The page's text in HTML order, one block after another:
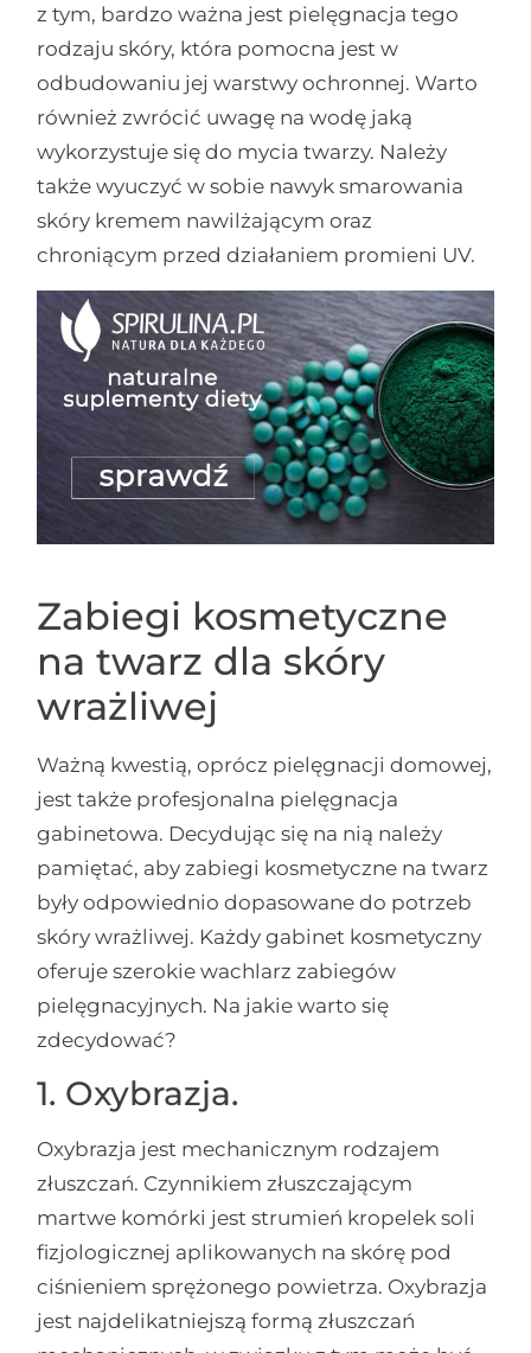
z tym, bardzo ważna jest pielęgnacja tego
rodzaju skóry, która pomocna jest w
odbudowaniu jej warstwy ochronnej. Warto
również zwrócić uwagę na wodę jaką
wykorzystuje się do mycia twarzy. Należy
także wyuczyć w sobie nawyk smarowania
skóry kremem nawilżającym oraz
chroniącym przed działaniem promieni UV.
Zabiegi kosmetyczne
na twarz dla skóry
wrażliwej
Ważną kwestią, oprócz pielęgnacji domowej,
jest także profesjonalna pielęgnacja
gabinetowa. Decydując się na nią należy
pamiętać, aby zabiegi kosmetyczne na twarz
były odpowiednio dopasowane do potrzeb
skóry wrażliwej. Każdy gabinet kosmetyczny
oferuje szerokie wachlarz zabiegów
pielęgnacyjnych. Na jakie warto się
zdecydować?
1. Oxybrazja.
Oxybrazja jest mechanicznym rodzajem
złuszczań. Czynnikiem złuszczającym
martwe komórki jest strumień kropelek soli
fizjologicznej aplikowanych na skórę pod
ciśnieniem sprężonego powietrza. Oxybrazja
jest najdelikatniejszą formą złuszczań